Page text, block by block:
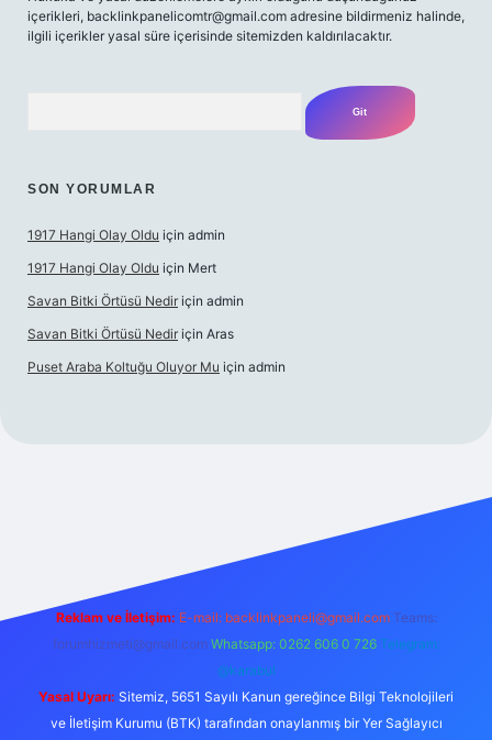
içerikleri, backlinkpanelicomtr@gmail.com adresine bildirmeniz halinde,
ilgili içerikler yasal süre içerisinde sitemizden kaldırılacaktır.
SON YORUMLAR
1917 Hangi Olay Oldu için admin
1917 Hangi Olay Oldu için Mert
Savan Bitki Örtüsü Nedir için admin
Savan Bitki Örtüsü Nedir için Aras
Puset Araba Koltuğu Oluyor Mu için admin
Reklam ve İletişim: E-mail: backlinkpaneli@gmail.com Teams:
forumhizmeti@gmail.com Whatsapp: 0262 606 0 726 Telegram:
@karabul
Yasal Uyarı: Sitemiz, 5651 Sayılı Kanun gereğince Bilgi Teknolojileri
ve İletişim Kurumu (BTK) tarafından onaylanmış bir Yer Sağlayıcı